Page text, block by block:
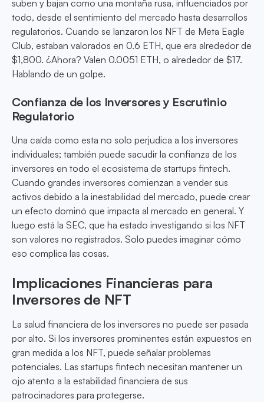
suben y bajan como una montaña rusa, influenciados por
todo, desde el sentimiento del mercado hasta desarrollos
regulatorios. Cuando se lanzaron los NFT de Meta Eagle
Club, estaban valorados en 0.6 ETH, que era alrededor de
$1,800. ¿Ahora? Valen 0.0051 ETH, o alrededor de $17.
Hablando de un golpe.
Confianza de los Inversores y Escrutinio
Regulatorio
Una caída como esta no solo perjudica a los inversores
individuales; también puede sacudir la confianza de los
inversores en todo el ecosistema de startups fintech.
Cuando grandes inversores comienzan a vender sus
activos debido a la inestabilidad del mercado, puede crear
un efecto dominó que impacta al mercado en general. Y
luego está la SEC, que ha estado investigando si los NFT
son valores no registrados. Solo puedes imaginar cómo
eso complica las cosas.
Implicaciones Financieras para
Inversores de NFT
La salud financiera de los inversores no puede ser pasada
por alto. Si los inversores prominentes están expuestos en
gran medida a los NFT, puede señalar problemas
potenciales. Las startups fintech necesitan mantener un
ojo atento a la estabilidad financiera de sus
patrocinadores para protegerse.